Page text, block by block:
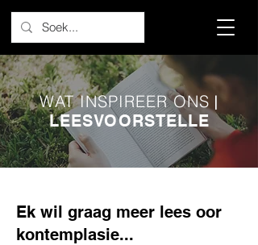
WAT INSPIREER ONS
LEESVOORSTELLE
Ek wil graag meer lees oor
kontemplasie...